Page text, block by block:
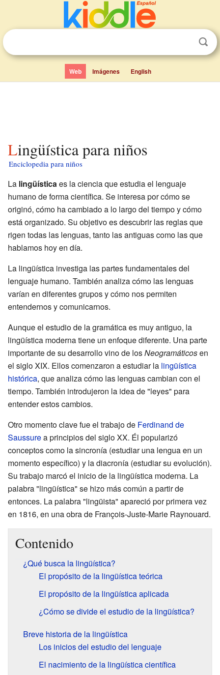
Web Imágenes English
Lingüística para niños
Enciclopedia para niños
La lingüísticaes la ciencia que estudia el lenguaje
humano de forma científica. Se interesa por cómo se
originó, cómo ha cambiado a lo largo del tiempo y cómo
está organizado. Su objetivo es descubrir las reglas que
rigen todas las lenguas, tanto las antiguas como las que
hablamos hoy en día.
La lingüística investiga las partes fundamentales del
lenguaje humano. También analiza cómo las lenguas
varían en diferentes grupos y cómo nos permiten
entendernos y comunicarnos.
Aunque el estudio de la gramática es muy antiguo, la
lingüística moderna tiene un enfoque diferente. Una parte
importante de su desarrollo vino de losNeogramáticosen
el siglo XIX. Ellos comenzaron a estudiar la lingüística
histórica, que analiza cómo las lenguas cambian con el
tiempo. También introdujeron la idea de "leyes" para
entender estos cambios.
Otro momento clave fue el trabajo de Ferdinand de
Saussurea principios del siglo XX. Él popularizó
conceptos como la sincronía (estudiar una lengua en un
momento específico) y la diacronía (estudiar su evolución).
Su trabajo marcó el inicio de la lingüística moderna. La
palabra "lingüística" se hizo más común a partir de
entonces. La palabra "lingüista" apareció por primera vez
en 1816, en una obra de François-Juste-Marie Raynouard.
Contenido
¿Qué busca la lingüística?
El propósito de la lingüística teórica
El propósito de la lingüística aplicada
¿Cómo se divide el estudio de la lingüística?
Breve historia de la lingüística
Los inicios del estudio del lenguaje
El nacimiento de la lingüística científica